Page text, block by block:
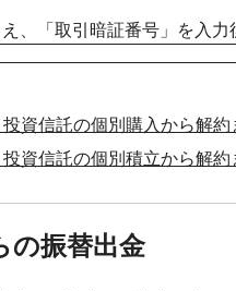
、「取引暗証番号」を入
投資信託の個別購入から解
投資信託の個別積立から解
の振替出金